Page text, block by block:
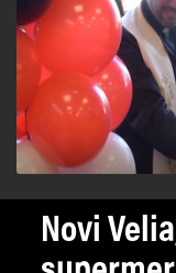
Novi